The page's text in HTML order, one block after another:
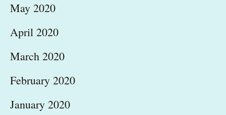
May 2020
April 2020
March 2020
February 2020
January 2020